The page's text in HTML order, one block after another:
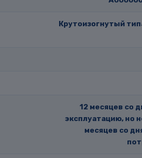
Крутоизогнутый
12 месяцев со
эксплуатацию, но
месяцев со